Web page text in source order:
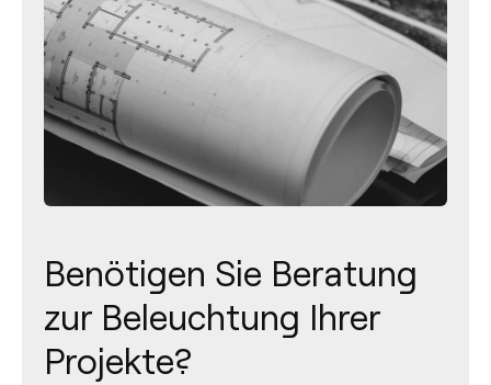
Benötigen Sie Beratung
zur Beleuchtung Ihrer
Projekte?